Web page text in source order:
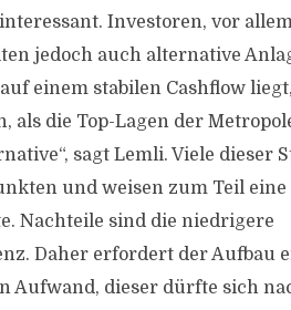
Investoren, vor
jedoch auch alternative
einem stabilen Cashflow
die Top-Lagen der
sagt Lemli. Viele dieser
und weisen zum Teil
Nachteile sind die niedrigere
Daher erfordert der Aufbau
Aufwand, dieser dürfte sich